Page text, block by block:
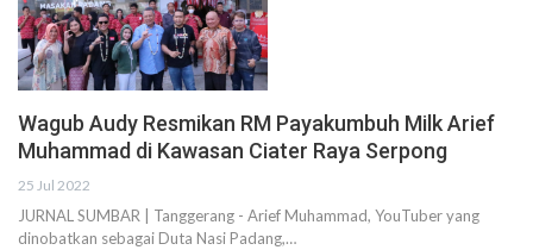
Wagub Audy Resmikan RM Payakumbuh Milk Arief
Muhammad di Kawasan Ciater Raya Serpong
25 Jul 2022
JURNAL SUMBAR | Tanggerang - Arief Muhammad, YouTuber yang
dinobatkan sebagai Duta Nasi Padang,…